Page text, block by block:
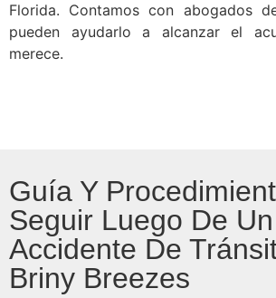
Florida. Contamos con abogados
pueden ayudarlo a alcanzar el
merece.
Guía Y
Seguir Luego De Un
Accidente De
Briny Breezes